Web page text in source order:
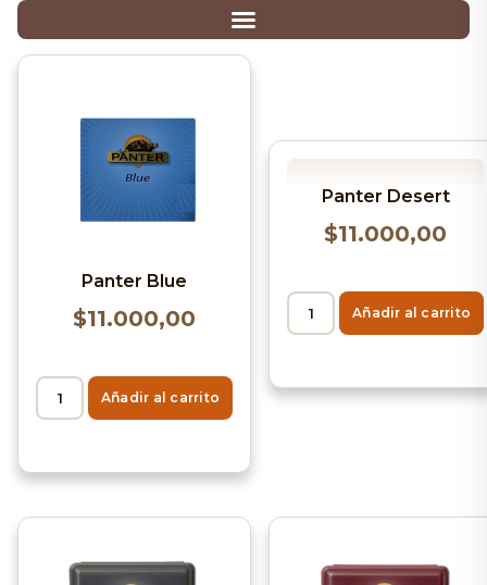
Panter Blue
$11.000,00
Añadir al carrito
Panter Desert
$11.000,00
Añadir al carrito